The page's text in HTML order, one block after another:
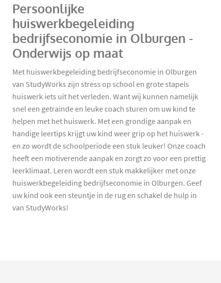
Persoonlijke
huiswerkbegeleiding
bedrijfseconomie in Olburgen -
Onderwijs op maat
Met huiswerkbegeleiding bedrijfseconomie in Olburgen
van StudyWorks zijn stress op school en grote stapels
huiswerk iets uit het verleden. Want wij kunnen namelijk
snel een getrainde en leuke coach sturen om uw kind te
helpen met het huiswerk. Met een grondige aanpak en
handige leertips krijgt uw kind weer grip op het huiswerk -
en zo wordt de schoolperiode een stuk leuker! Onze coach
heeft een motiverende aanpak en zorgt zo voor een prettig
leerklimaat. Leren wordt een stuk makkelijker met onze
huiswerkbegeleiding bedrijfseconomie in Olburgen. Geef
uw kind ook een steuntje in de rug en schakel de hulp in
van StudyWorks!